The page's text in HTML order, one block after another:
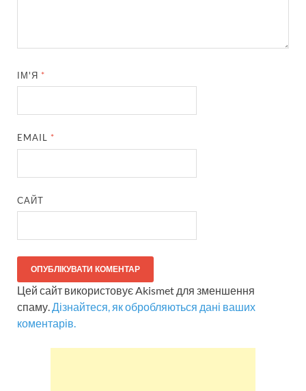
ІМ'Я *
EMAIL *
САЙТ
Цей сайт використовує Akismet для зменшення
спаму.Дізнайтеся, як обробляються дані ваших
коментарів.